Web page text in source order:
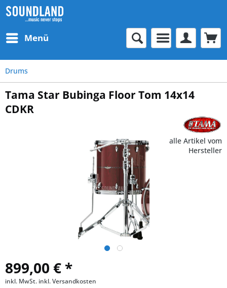
Menü
Drums
Tama Star Bubinga Floor Tom 14x14
CDKR
alle Artikel vom
Hersteller
899,00 € *
inkl. MwSt. inkl. Versandkosten